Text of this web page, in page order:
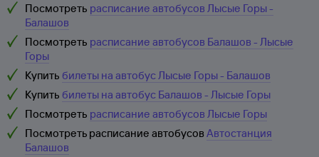
Посмотреть расписание автобусов Лысые Горы -
Балашов
Посмотреть расписание автобусов Балашов - Лысые
Горы
Купить билеты на автобус Лысые Горы - Балашов
Купить билеты на автобус Балашов - Лысые Горы
Посмотреть расписание автобусов Лысые Горы
Посмотреть расписание автобусовАвтостанция
Балашов